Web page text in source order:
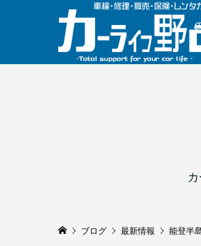
ブログ 最新情報 能登半